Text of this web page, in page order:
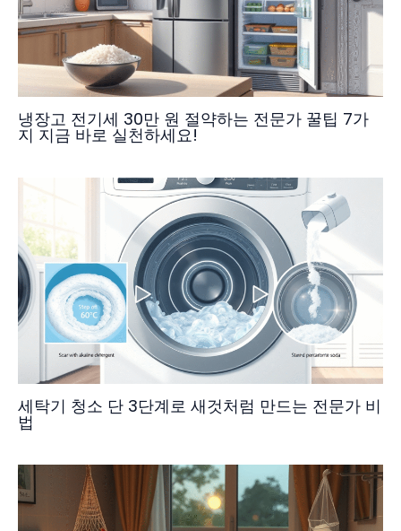
냉장고 전기세 30만 원 절약하는 전문가 꿀팁 7가
지 지금 바로 실천하세요!
세탁기 청소 단 3단계로 새것처럼 만드는 전문가 비
법